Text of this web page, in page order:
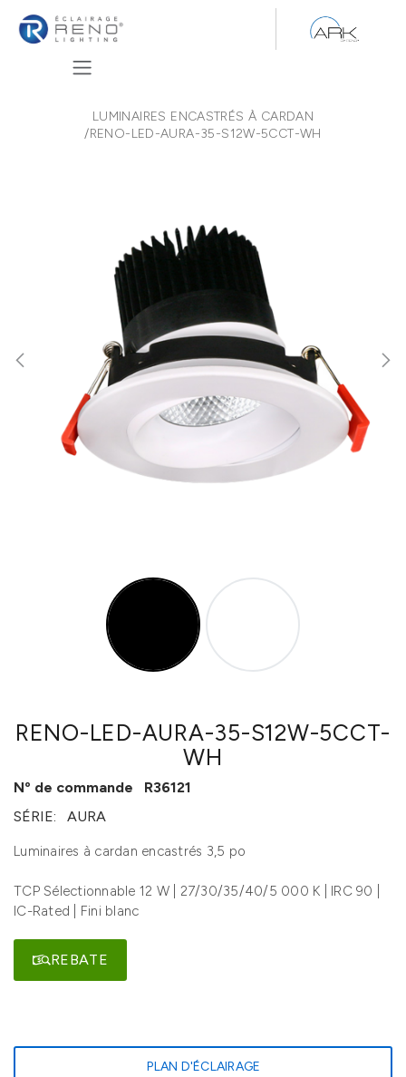
LUMINAIRES ENCASTRÉS À CARDAN
/RENO-LED-AURA-35-S12W-5CCT-WH
RENO-LED-AURA-35-S12W-5CCT-
WH
Nº de commande
R36121
SÉRIE:
AURA
Luminaires à cardan encastrés 3,5 po
TCP Sélectionnable 12 W | 27/30/35/40/5 000 K | IRC 90 |
IC-Rated | Fini blanc
REBATE
PLAN D'ÉCLAIRAGE